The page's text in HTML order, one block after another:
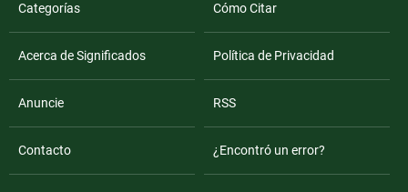
Categorías Cómo Citar
Acerca de Significados Política de Privacidad
Anuncie RSS
Contacto ¿Encontró un error?